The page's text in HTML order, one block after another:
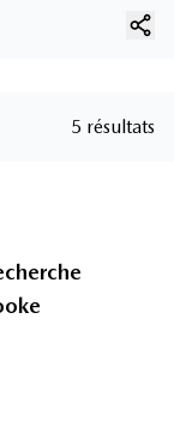
5 résultats